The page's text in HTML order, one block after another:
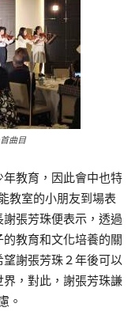
曲目
教育，因此會中也特
教室的小朋友到場表
張芳珠便表示，透過
教育和文化培養的關
謝張芳珠２年後可以
，對此，謝張芳珠謙
。